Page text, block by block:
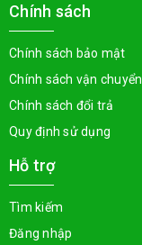
Chính sách
Chính sách bảo mật
Chính sách vận chuyển
Chính sách đổi trả
Quy định sử dụng
Hỗ trợ
Tìm kiếm
Đăng nhập